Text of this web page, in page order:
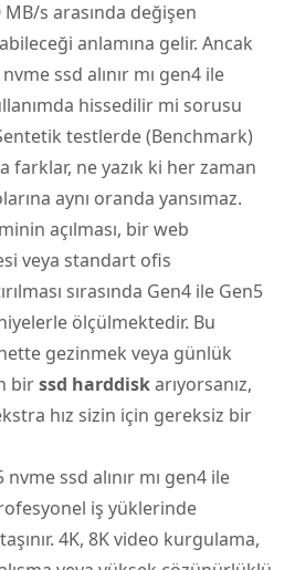
s arasında değişen
anlamına gelir. Ancak
ssd alınır mı gen4 ile
hissedilir mi sorusu
testlerde (Benchmark)
farklar, ne yazık ki her zaman
aynı oranda yansımaz.
açılması, bir web
veya standart ofis
sırasında Gen4 ile Gen5
ölçülmektedir. Bu
gezinmek veya günlük
birssd harddiskarıyorsanız,
hız sizin için gereksiz bir
ssd alınır mı gen4 ile
iş yüklerinde
4K, 8K video kurgulama,